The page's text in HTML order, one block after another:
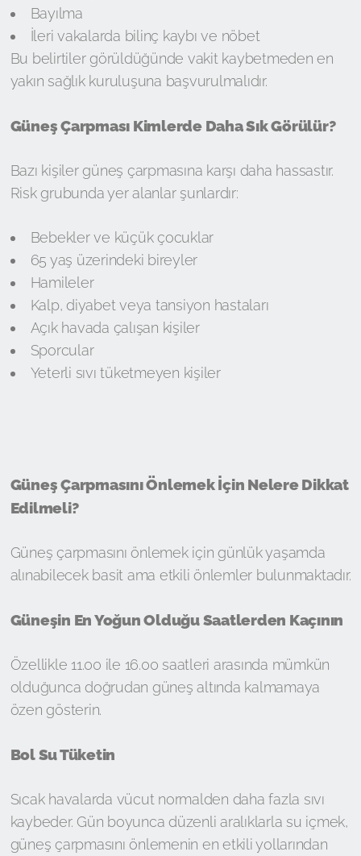
Bayılma
İleri vakalarda bilinç kaybı ve nöbet
Bu belirtiler görüldüğünde vakit kaybetmeden en
yakın sağlık kuruluşuna başvurulmalıdır.
Güneş Çarpması Kimlerde Daha Sık Görülür?
Bazı kişiler güneş çarpmasına karşı daha hassastır.
Risk grubunda yer alanlar şunlardır:
Bebekler ve küçük çocuklar
65 yaş üzerindeki bireyler
Hamileler
Kalp, diyabet veya tansiyon hastaları
Açık havada çalışan kişiler
Sporcular
Yeterli sıvı tüketmeyen kişiler
Güneş Çarpmasını Önlemek İçin Nelere Dikkat
Edilmeli?
Güneş çarpmasını önlemek için günlük yaşamda
alınabilecek basit ama etkili önlemler bulunmaktadır.
Güneşin En Yoğun Olduğu Saatlerden Kaçının
Özellikle 11.00 ile 16.00 saatleri arasında mümkün
olduğunca doğrudan güneş altında kalmamaya
özen gösterin.
Bol Su Tüketin
Sıcak havalarda vücut normalden daha fazla sıvı
kaybeder. Gün boyunca düzenli aralıklarla su içmek,
güneş çarpmasını önlemenin en etkili yollarından